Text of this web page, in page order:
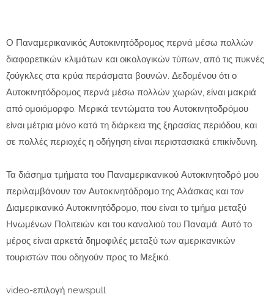
Ο Παναμερικανικός Αυτοκινητόδρομος περνά μέσω πολλών
διαφορετικών κλιμάτων και οικολογικών τύπων, από τις πυκνές
ζούγκλες στα κρύα περάσματα βουνών. Δεδομένου ότι ο
Αυτοκινητόδρομος περνά μέσω πολλών χωρών, είναι μακριά
από ομοιόμορφο. Μερικά τεντώματα του Αυτοκινητοδρόμου
είναι μέτρια μόνο κατά τη διάρκεια της ξηρασίας περιόδου, και
σε πολλές περιοχές η οδήγηση είναι περιστασιακά επικίνδυνη.
Τα διάσημα τμήματα του Παναμερικανικού Αυτοκινητοδρό μου
περιλαμβάνουν τον Αυτοκινητόδρομο της Αλάσκας και τον
Διαμερικανικό Αυτοκινητόδρομο, που είναι το τμήμα μεταξύ
Ηνωμένων Πολιτειών και του καναλιού του Παναμά. Αυτό το
μέρος είναι αρκετά δημοφιλές μεταξύ των αμερικανικών
τουριστών που οδηγούν προς το Μεξικό.
video-επιλογή newspull